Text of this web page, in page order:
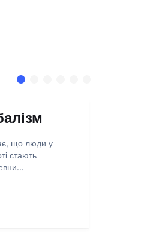
що люди у
стають